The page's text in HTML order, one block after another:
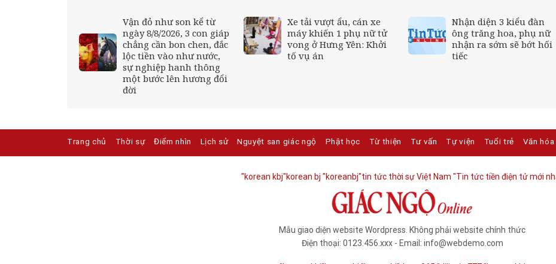
Vận đỏ như son kể từ
ngày 8/8/2026, 3 con giáp
chẳng cần bon chen, đắc
lộc tiền vào như nước,
sự nghiệp hanh thông
một bước lên hương đổi
đời
Xe tải vượt ẩu, cán xe
máy khiến 1 phụ nữ tử
vong ở Hưng Yên: Khởi
tố vụ án
Nhận diện 3 kiểu đàn
ông trăng hoa, phụ nữ
nhận ra sớm sẽ bớt hối
tiếc
Trang chủ Thời sự Điểm nhìn Lịch sử Nguyệt san giác ngộ Phật học Từ thiện Tư vấn Tự viện Tuổi trẻ Văn hóa
"korean kbj​"korean bj "koreanbj​"tin tức thời sự Việt Nam "Tin tức tiền điện tử mới
Mẫu giao diện website Wordpress. Không phải website chính thức
Điện thoại: 0123.456.xxx - Email: info@webdemo.com